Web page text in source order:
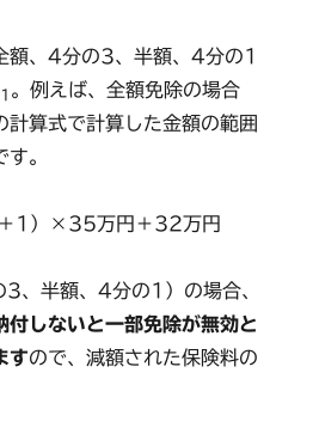
額、4分の3、半額、4分の1
。例えば、全額免除の場合
計算式で計算した金額の範囲
。
＋1）×35万円＋32万円
、半額、4分の1）の場合、
付しないと一部免除が無効と
すので、減額された保険料の